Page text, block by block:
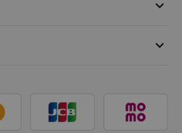
keyboard_arrow_down
keyboard_arrow_down